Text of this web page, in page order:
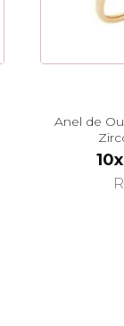
Anel de